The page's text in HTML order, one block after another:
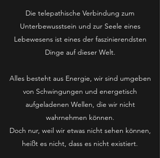
Die telepathische Verbindung zum
Unterbewusstsein und zur Seele eines
Lebewesens ist eines der faszinierendsten
Dinge auf dieser Welt.
Alles besteht aus Energie, wir sind umgeben
von Schwingungen und energetisch
aufgeladenen Wellen, die wir nicht
wahrnehmen können.
Doch nur, weil wir etwas nicht sehen können,
heißt es nicht, dass es nicht existiert.